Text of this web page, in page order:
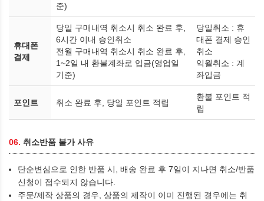
준)
휴대폰
결제
당일 구매내역 취소시 취소 완료 후,
6시간 이내 승인취소
전월 구매내역 취소시 취소 완료 후,
1~2일 내 환불계좌로 입금(영업일
기준)
당일취소 : 휴
대폰 결제 승인
취소
익월취소 : 계
좌입금
포인트 취소 완료 후, 당일 포인트 적립
환불 포인트 적
립
06. 취소반품 불가 사유
단순변심으로 인한 반품 시, 배송 완료 후 7일이 지나면 취소/반품
신청이 접수되지 않습니다.
주문/제작 상품의 경우, 상품의 제작이 이미 진행된 경우에는 취